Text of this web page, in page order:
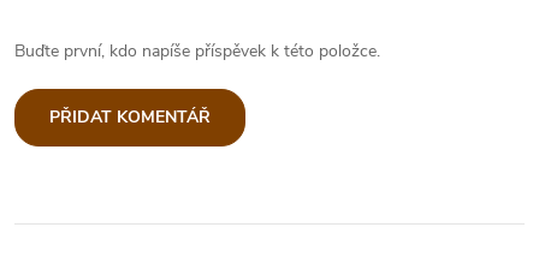
Buďte první, kdo napíše příspěvek k této položce.
PŘIDAT KOMENTÁŘ